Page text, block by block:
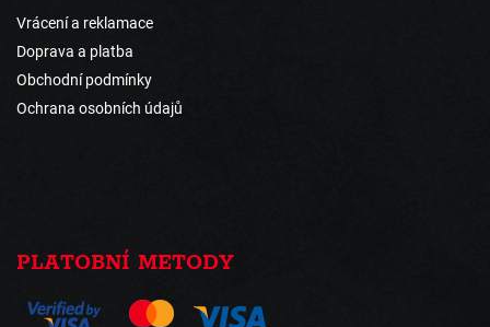
Vrácení a reklamace
Doprava a platba
Obchodní podmínky
Ochrana osobních údajů
PLATOBNÍ METODY